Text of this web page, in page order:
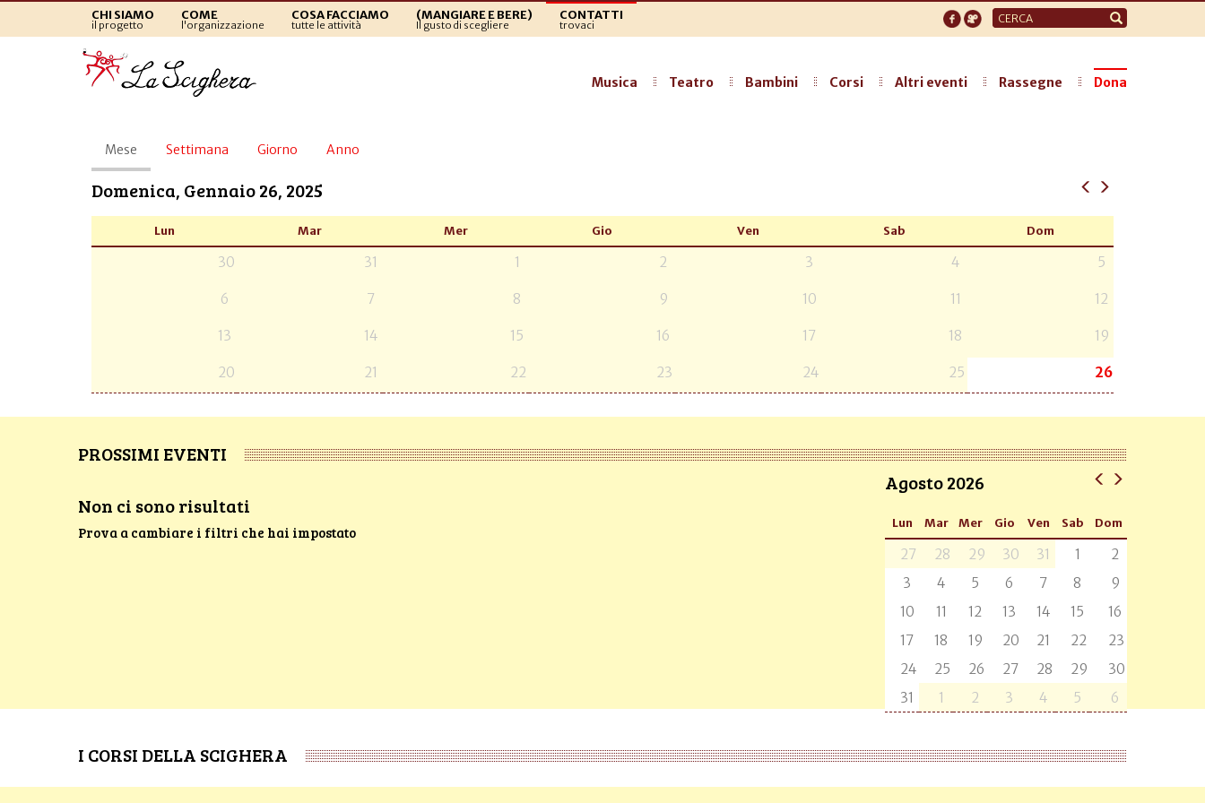
CHI SIAMO
il progetto
COME
l'organizzazione
COSA FACCIAMO
tutte le attività
(MANGIARE E BERE)
Il gusto di scegliere
CONTATTI
trovaci
Form
di
Musica Teatro Bambini Corsi Altri eventi Rassegne Dona
Schede
primarie
Mese (scheda
attiva)
Settimana Giorno Anno
Domenica, Gennaio 26, 2025
Lun Mar Mer Gio Ven Sab Dom
30 31 1 2 3 4 5
6 7 8 9 10 11 12
13 14 15 16 17 18 19
20 21 22 23 24 25 26
PROSSIMI EVENTI
Non ci sono risultati
Prova a cambiare i filtri che hai impostato
Agosto 2026
Lun Mar Mer Gio Ven Sab Dom
27 28 29 30 31 1
2
3
4 5 6 7 8
9
10
11 12 13 14 15
16
17
18 19 20 21 22
23
24
25 26 27 28 29
30
31
1 2 3 4 5 6
I CORSI DELLA SCIGHERA